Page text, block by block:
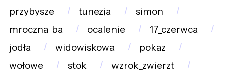
przybysze
tunezja
simon
mroczna_ba
ocalenie
17_czerwca
jodła
widowiskowa
pokaz
wołowe
stok
wzrok_zwierzt